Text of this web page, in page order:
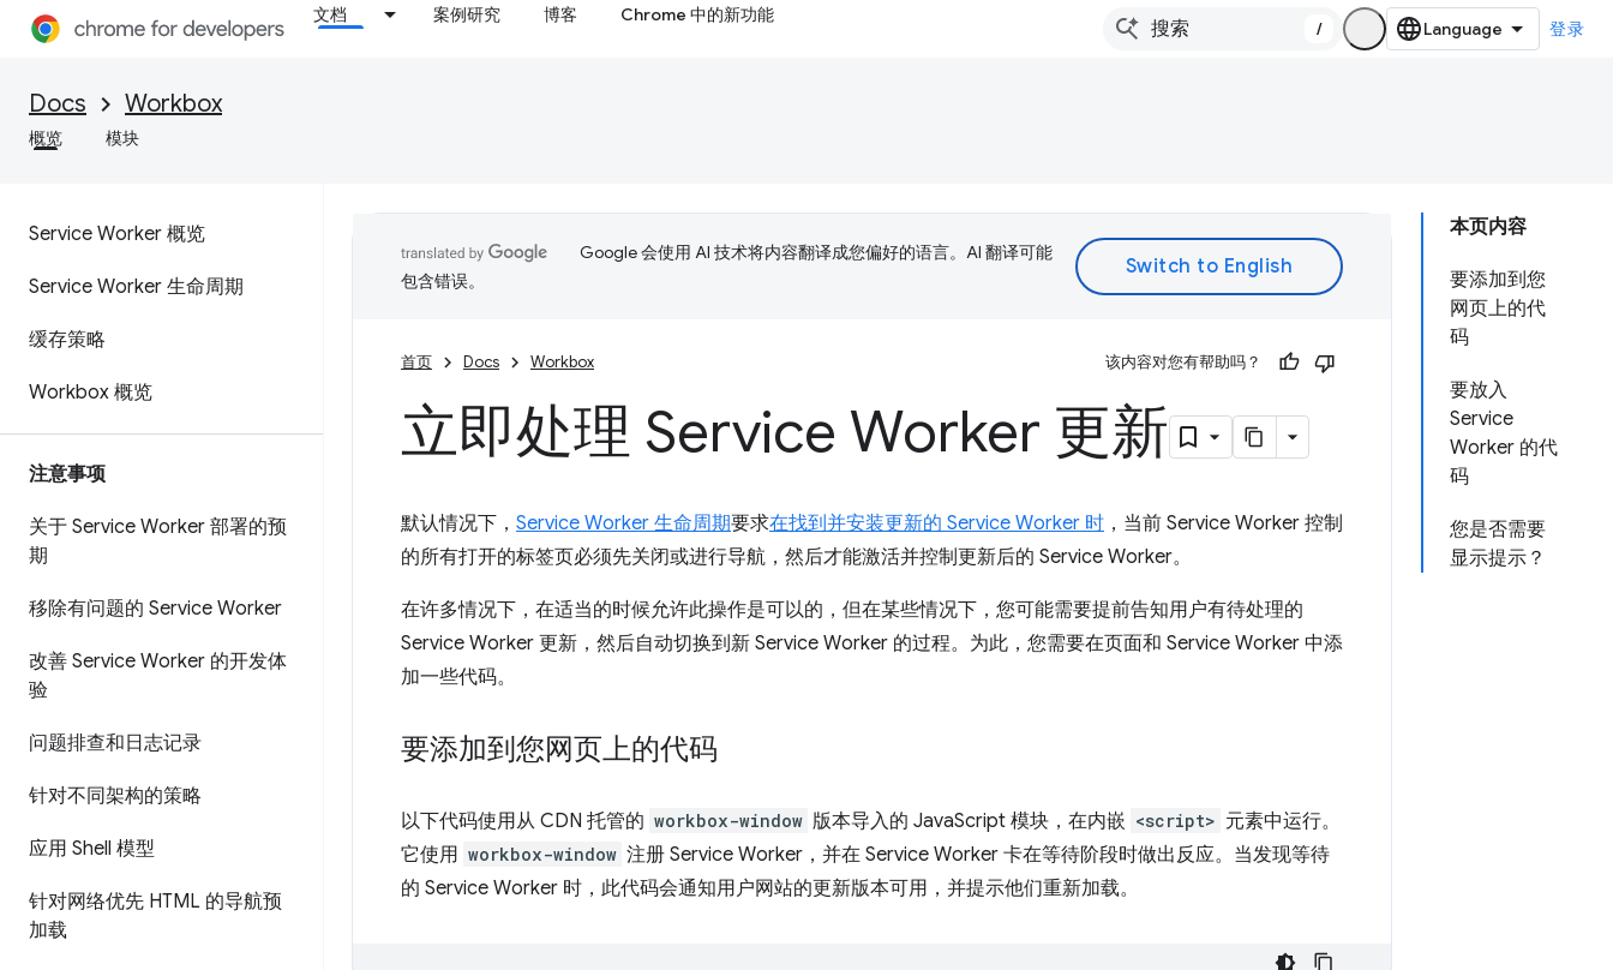
文档 案例研究 博客 Chrome 中的新功能
/ 登录
Docs Workbox
概览 模块
Service Worker 概览
Service Worker 生命周期
缓存策略
Workbox 概览
注意事项
关于 Service Worker 部署的预
期
移除有问题的 Service Worker
改善 Service Worker 的开发体
验
问题排查和日志记录
针对不同架构的策略
应用 Shell 模型
针对网络优先 HTML 的导航预
加载
本页内容
要添加到您
网页上的代
码
要放入
Service
Worker 的代
码
您是否需要
显示提示？
Google 会使用 AI 技术将内容翻译成您偏好的语言。AI 翻译可能
包含错误。
首页 Docs Workbox 该内容对您有帮助吗？
立即处理 Service Worker 更新
默认情况下， Service Worker 生命周期要求在找到并安装更新的 Service Worker 时 ，当前 Service Worker 控制
的所有打开的标签页必须先关闭或进行导航，然后才能激活并控制更新后的 Service Worker。
在许多情况下，在适当的时候允许此操作是可以的，但在某些情况下，您可能需要提前告知用户有待处理的
Service Worker 更新，然后自动切换到新 Service Worker 的过程。为此，您需要在页面和 Service Worker 中添
加一些代码。
要添加到您网页上的代码
以下代码使用从 CDN 托管的 workbox-window 版本导入的 JavaScript 模块，在内嵌 <script> 元素中运行。
它使用 workbox-window 注册 Service Worker，并在 Service Worker 卡在等待阶段时做出反应。当发现等待
的 Service Worker 时，此代码会通知用户网站的更新版本可用，并提示他们重新加载。